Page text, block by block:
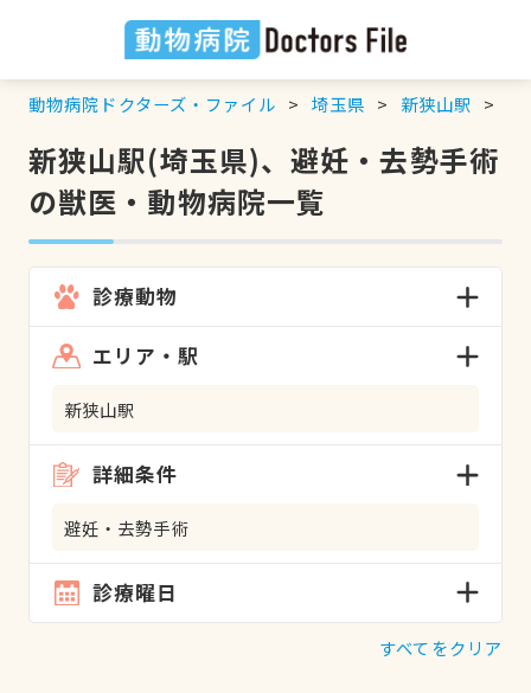
動物病院ドクターズ・ファイル 埼玉県 新狭山駅
新狭山駅(埼玉県)、避妊・去勢手術
の獣医・動物病院一覧
診療動物
エリア・駅
新狭山駅
詳細条件
避妊・去勢手術
診療曜日
すべてをクリア